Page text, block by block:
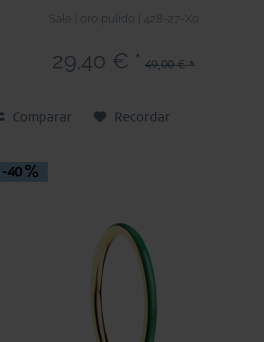
Sale | oro pulido | 428-27-X0
29,40 € * 49,00 € *
Comparar Recordar
-40